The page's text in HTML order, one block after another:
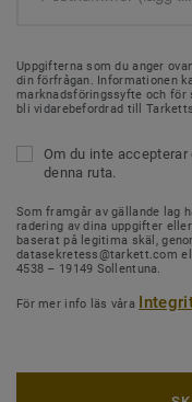
Uppgifterna som du anger
din förfrågan. Informationen
marknadsföringssyfte och
bli vidarebefordrad till
Om du inte
denna ruta.
Som framgår av gällande lag
radering av dina uppgifter
baserat på legitima skäl,
datasekretess@tarkett.com
4538 – 19149 Sollentuna.
För mer info läs våra